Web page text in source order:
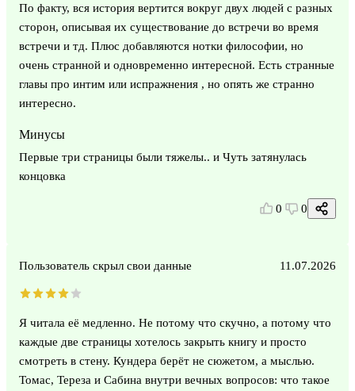
По факту, вся история вертится вокруг двух людей с разных
сторон, описывая их существование до встречи во время
встречи и тд. Плюс добавляются нотки философии, но
очень странной и одновременно интересной. Есть странные
главы про интим или испражнения , но опять же странно
интересно.
Минусы
Первые три страницы были тяжелы.. и Чуть затянулась
концовка
0 0
Пользователь скрыл свои данные 11.07.2026
Я читала её медленно. Не потому что скучно, а потому что
каждые две страницы хотелось закрыть книгу и просто
смотреть в стену. Кундера берёт не сюжетом, а мыслью.
Томас, Тереза и Сабина внутри вечных вопросов: что такое